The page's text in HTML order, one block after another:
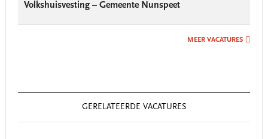
Volkshuisvesting – Gemeente Nunspeet
MEER VACATURES
GERELATEERDE VACATURES